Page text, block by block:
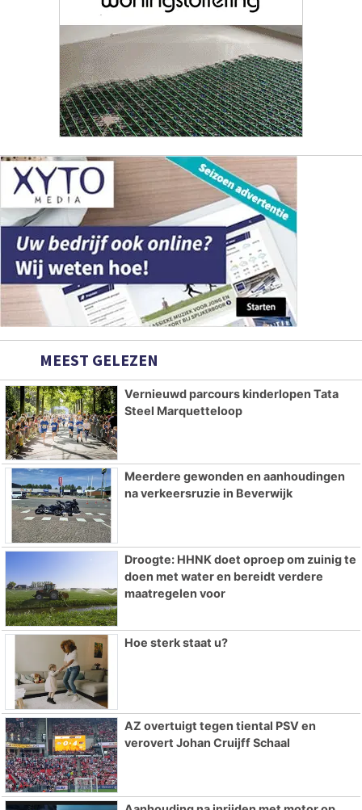
MEEST GELEZEN
Vernieuwd parcours kinderlopen Tata
Steel Marquetteloop
Meerdere gewonden en aanhoudingen
na verkeersruzie in Beverwijk
Droogte: HHNK doet oproep om zuinig te
doen met water en bereidt verdere
maatregelen voor
Hoe sterk staat u?
AZ overtuigt tegen tiental PSV en
verovert Johan Cruijff Schaal